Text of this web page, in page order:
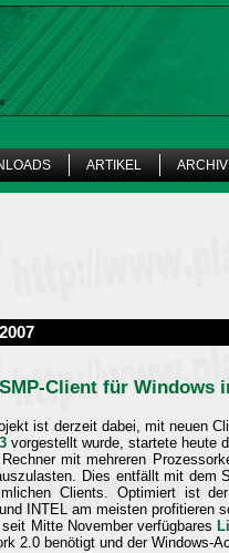
ARTIKEL ARCHIV
Client für Windows
ist derzeit dabei, mit neuen
vorgestellt wurde, startete heute
mit mehreren
Dies entfällt mit dem
Clients. Optimiert ist
INTEL am meisten profitieren
Mitte November verfügbares
2.0 benötigt und der Windows-